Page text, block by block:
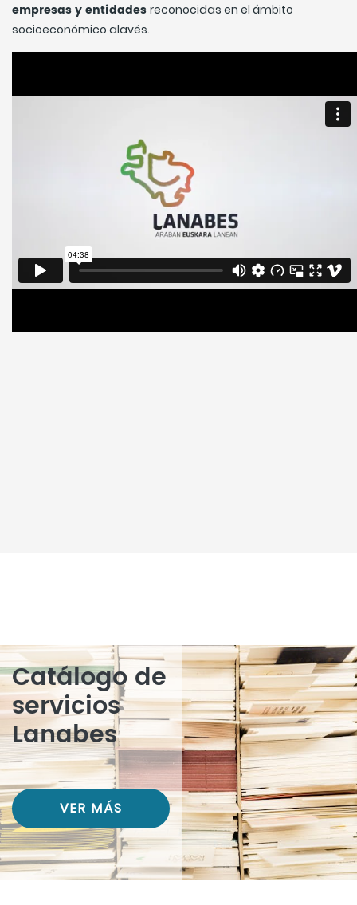
empresas y entidades reconocidas en el ámbito
socioeconómico alavés.
Catálogo de
servicios
Lanabes
VER MÁS